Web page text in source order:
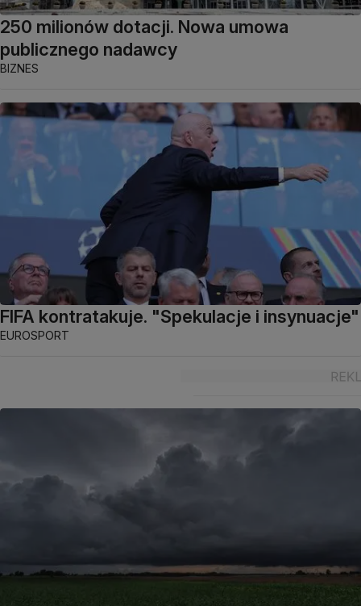
250 milionów dotacji. Nowa umowa
publicznego nadawcy
BIZNES
FIFA kontratakuje. "Spekulacje i insynuacje"
EUROSPORT